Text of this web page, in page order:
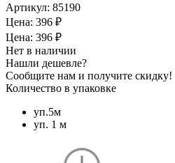
Артикул: 85190
Цена: 396 ₽
Цена: 396 ₽
Нет в наличии
Нашли дешевле?
Сообщите нам и получите скидку!
Количество в упаковке
уп.5м
уп. 1 м